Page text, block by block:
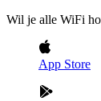
Wil je alle WiFi
App Store